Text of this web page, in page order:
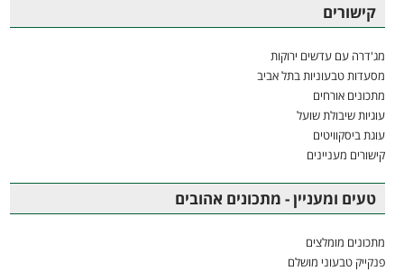
קישורים
מג'דרה עם עדשים ירוקות
מסעדות טבעוניות בתל אביב
מתכונים אורחים
עוגיות שיבולת שועל
עוגת ביסקוויטים
קישורים מעניינים
טעים ומעניין - מתכונים אהובים
מתכונים מומלצים
פנקייק טבעוני מושלם